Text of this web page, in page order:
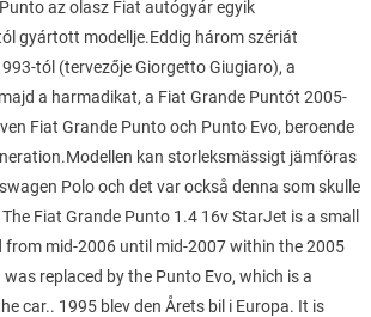
az olasz Fiat autógyár egyik
gyártott modellje.Eddig három szériát
tól (tervezője Giorgetto Giugiaro), a
a harmadikat, a Fiat Grande Puntót 2005-
Fiat Grande Punto och Punto Evo, beroende
kan storleksmässigt jämföras
Polo och det var också denna som skulle
Fiat Grande Punto 1.4 16v StarJet is a small
from mid-2006 until mid-2007 within the 2005
replaced by the Punto Evo, which is a
car.. 1995 blev den Årets bil i Europa. It is